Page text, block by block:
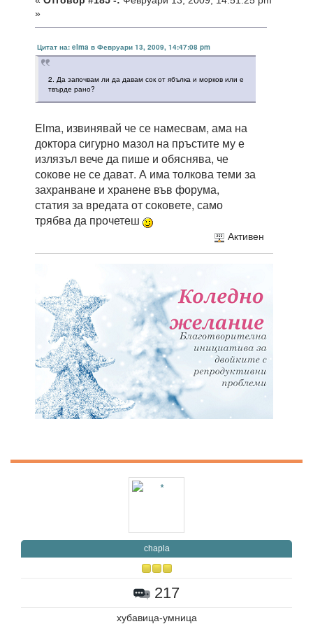
»
Цитат на: elma в Февруари 13, 2009, 14:47:08 pm
2. Да започвам ли да давам сок от ябълка и морков или е
твърде рано?
Elma, извинявай че се намесвам, ама на
доктора сигурно мазол на пръстите му е
излязъл вече да пише и обяснява, че
сокове не се дават. А има толкова теми за
захранване и хранене във форума,
статия за вредата от соковете, само
трябва да прочетеш
Активен
chapla
217
хубавица-умница